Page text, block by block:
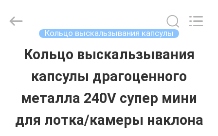
ДОМ
VR
Electronics
Кольцо выскальзывания капсулы
Кольцо выскальзывания
капсулы драгоценного
металла 240V супер мини
для лотка/камеры наклона